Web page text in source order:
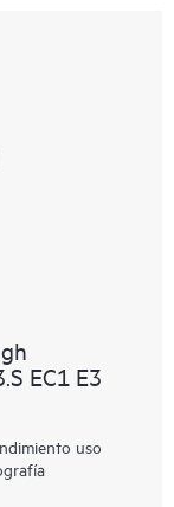
EC1 E3
uso